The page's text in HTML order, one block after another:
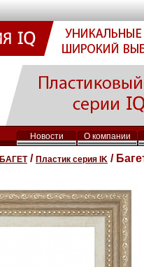
Новости О компании
БАГЕТ/ Пластик серия IK /